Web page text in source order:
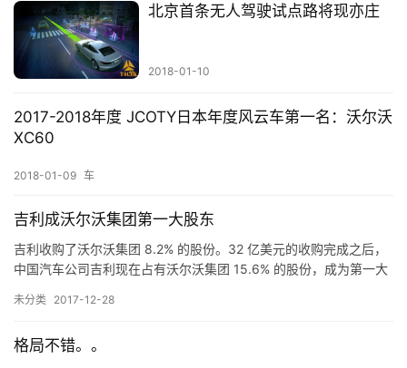
装
备
北京首条无人驾驶试点路将现亦庄
2018-01-10
2017-2018年度 JCOTY日本年度风云车第一名：沃尔沃
XC60
2018-01-09 车
吉利成沃尔沃集团第一大股东
吉利收购了沃尔沃集团 8.2% 的股份。32 亿美元的收购完成之后，
中国汽车公司吉利现在占有沃尔沃集团 15.6% 的股份，成为第一大
汽车，沃尔沃汽车的主要业务是乘用车，而沃尔沃集团虽然名字相
利收购了一家英国汽车品牌莲花的 51% …
未分类 2017-12-28
格局不错。。